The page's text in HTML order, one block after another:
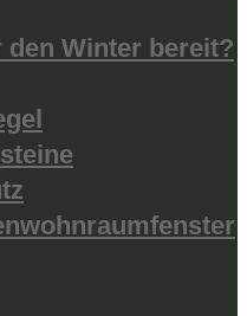
den Winter bereit?